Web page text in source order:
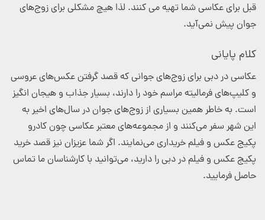
قبل برای عکاسی شما تهیه می کنند. لذا هیچ مشکلی برای زوج‌های
جوان پیش نمی‌آید.
کلام پایانی
عکاسی در دبی برای زوج‌های جوانی که قصد گرفتن عکس‌های عروسی
و کلیپ‌های فرمالیته مراسم خود را دارند، بسیار جذاب و هیجان انگیز
است. به خاطر همین بسیاری از زوج‌های جوان در سال‌های اخیر به
این شهر سفر می‌کنند و از مجموعه‌های معتبر عکاسی چون کادرو
پکیج عکس و فیلم خریداری می‌نمایند. اگر شما عزیزان نیز قصد خرید
پکیج عکس و فیلم در دبی را دارید، می‌توانید با کارشناسان ما تماس
حاصل فرمایید.